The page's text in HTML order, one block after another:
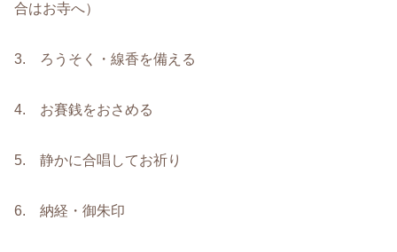
合はお寺へ）
3. ろうそく・線香を備える
4. お賽銭をおさめる
5. 静かに合唱してお祈り
6. 納経・御朱印